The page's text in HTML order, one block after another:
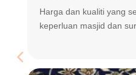
Harga dan kualiti yang
keperluan masjid dan